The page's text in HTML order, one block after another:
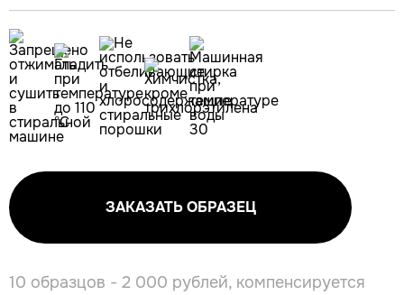
ЗАКАЗАТЬ ОБРАЗЕЦ
10 образцов - 2 000 рублей, компенсируется